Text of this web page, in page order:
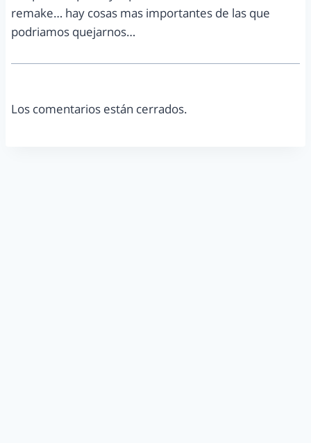
remake… hay cosas mas importantes de las que
podriamos quejarnos…
Los comentarios están cerrados.